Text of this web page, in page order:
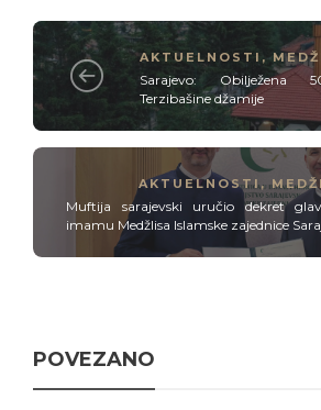
AKTUELNOSTI ,
Sarajevo: Obilježena
Terzibašine džamije
AKTUELNOSTI,
Muftija sarajevski uručio dekret
imamu Medžlisa Islamske zajednice
POVEZANO